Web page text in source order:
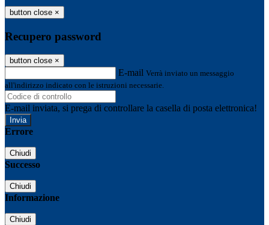
button close ×
Recupero password
button close ×
E-mail Verrà inviato un messaggio
all'indirizzo indicato con le istruzioni necessarie.
E-mail inviata, si prega di controllare la casella di posta elettronica!
Errore
Chiudi
Successo
Chiudi
Informazione
Chiudi